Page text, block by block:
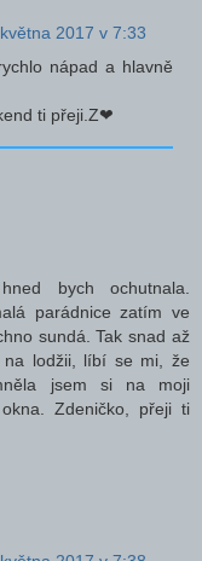
2017 v 7:33
nápad a hlavně
ti přeji.Z❤
bych ochutnala.
parádnice zatím ve
sundá. Tak snad až
na lodžii, líbí se mi, že
jsem si na moji
Zdeničko, přeji ti